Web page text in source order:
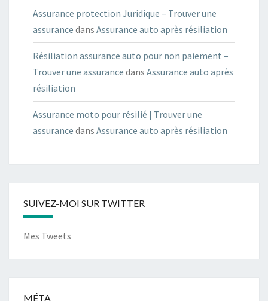
Assurance protection Juridique – Trouver une
assurance dans Assurance auto après résiliation
Résiliation assurance auto pour non paiement –
Trouver une assurance dans Assurance auto après
résiliation
Assurance moto pour résilié | Trouver une
assurance dans Assurance auto après résiliation
SUIVEZ-MOI SUR TWITTER
Mes Tweets
MÉTA